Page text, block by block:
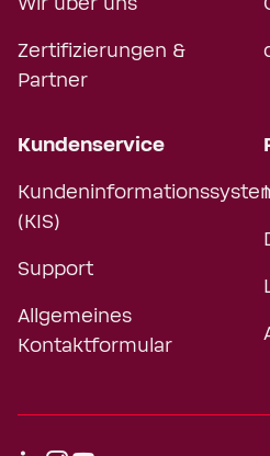
Zertifizierungen &
Partner
Kundenservice
(KIS)
Support
Allgemeines
Kontaktformular